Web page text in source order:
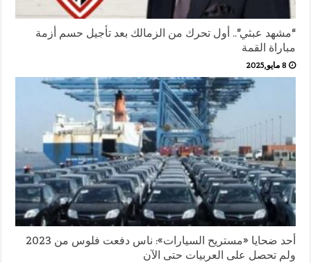
“مشهد عبثي”.. أول تحرك من الزمالك بعد تأجيل حسم أزمة
مباراة القمة
8 مايو,2025
أحد ضحايا «مستريح السيارات»: ناس دفعت فلوس من 2023
ولم تحصل على العربيات حتى الآن